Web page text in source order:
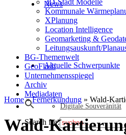
News
Aktuelle Schwerpunkte
Digitale Souveränität
3D-Stadt Modelle
Kommunale
XPlanung
Location Intelligence
Geomarketing &
Leitungsauskunft/
BG-Themenwelt
GeoFlash
Unternehmensspiegel
Archiv
Mediadaten
Search for:
Home»Fernerkundung » Wald-
Wald-